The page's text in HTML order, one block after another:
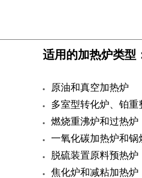
适用的加热炉类型
原油和真空加热炉
多室型转化炉、铂
燃烧重沸炉和过热炉
一氧化碳加热炉和锅
脱硫装置原料预热炉
焦化炉和减粘加热炉